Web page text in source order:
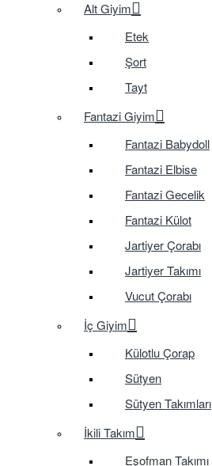
Alt Giyim
Etek
Şort
Tayt
Fantazi Giyim
Fantazi Babydoll
Fantazi Elbise
Fantazi Gecelik
Fantazi Külot
Jartiyer Çorabı
Jartiyer Takımı
Vucut Çorabı
İç Giyim
Külotlu Çorap
Sütyen
Sütyen Takımları
İkili Takım
Eşofman Takımı